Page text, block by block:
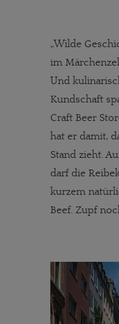
„Wilde
im
Und
Kundschaft
Craft Beer
hat er damit,
Stand zieht.
darf die
kurzem
Beef. Zupf